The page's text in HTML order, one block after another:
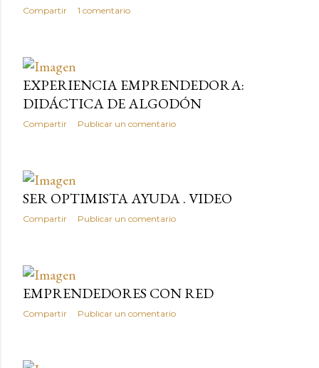
Compartir 1 comentario
EXPERIENCIA EMPRENDEDORA:
DIDÁCTICA DE ALGODÓN
Compartir Publicar un comentario
SER OPTIMISTA AYUDA . VIDEO
Compartir Publicar un comentario
EMPRENDEDORES CON RED
Compartir Publicar un comentario